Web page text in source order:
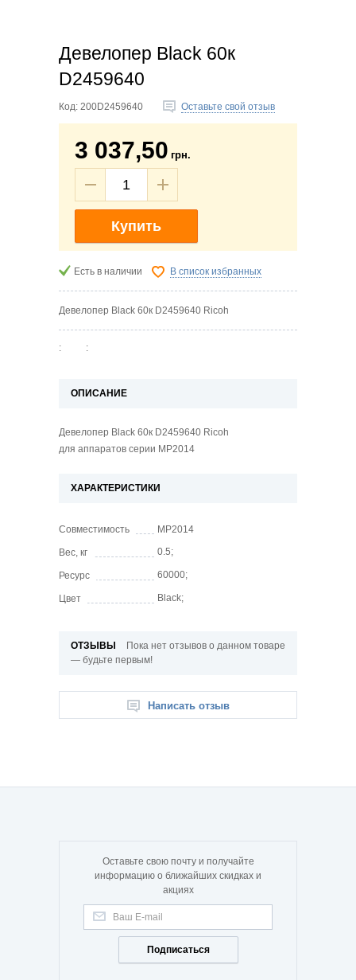
Девелопер Black 60к
D2459640
Код: 200D2459640 Оставьте свой отзыв
3 037,50 грн.
Купить
Есть в наличии В список избранных
Девелопер Black 60к D2459640 Ricoh
: :
ОПИСАНИЕ
Девелопер Black 60к D2459640 Ricoh
для аппаратов серии MP2014
ХАРАКТЕРИСТИКИ
Совместимость MP2014
Вес, кг 0.5;
Ресурс 60000;
Цвет Black;
ОТЗЫВЫ
Пока нет отзывов о данном товаре
— будьте первым!
Написать отзыв
Оставьте свою почту и получайте
информацию о ближайших скидках и
акциях
Подписаться